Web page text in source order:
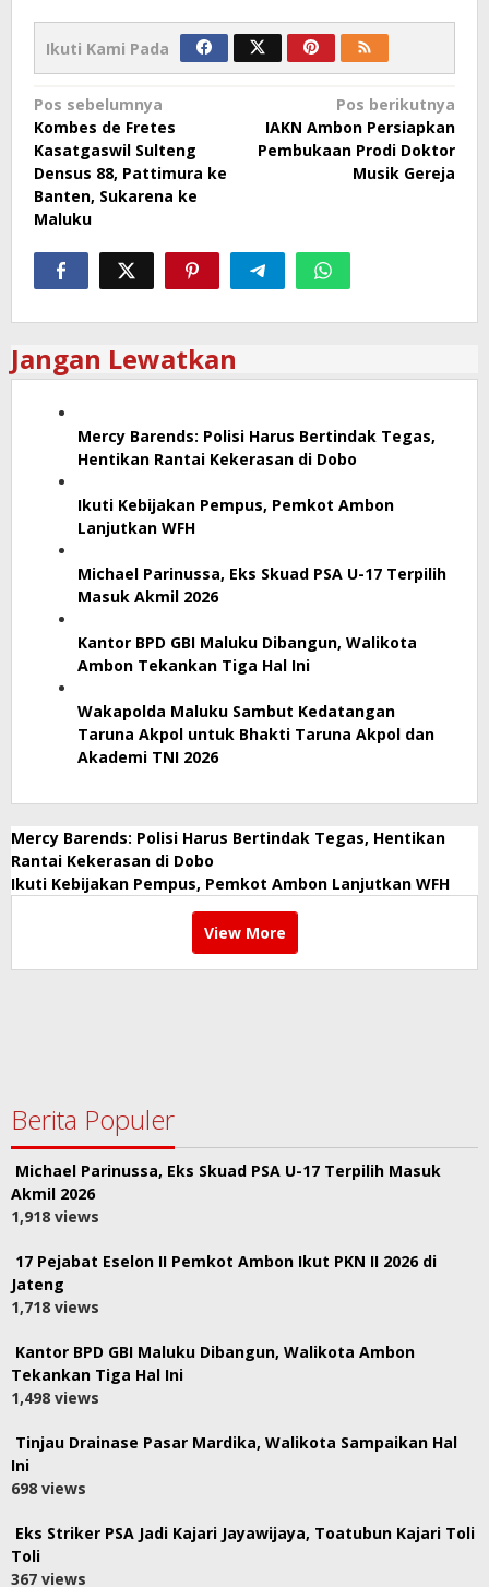
Ikuti Kami Pada
Navigasi
pos
Pos sebelumnya
Kombes de Fretes
Kasatgaswil Sulteng
Densus 88, Pattimura ke
Banten, Sukarena ke
Maluku
Pos berikutnya
IAKN Ambon Persiapkan
Pembukaan Prodi Doktor
Musik Gereja
Jangan Lewatkan
Mercy Barends: Polisi Harus Bertindak Tegas,
Hentikan Rantai Kekerasan di Dobo
Ikuti Kebijakan Pempus, Pemkot Ambon
Lanjutkan WFH
Michael Parinussa, Eks Skuad PSA U-17 Terpilih
Masuk Akmil 2026
Kantor BPD GBI Maluku Dibangun, Walikota
Ambon Tekankan Tiga Hal Ini
Wakapolda Maluku Sambut Kedatangan
Taruna Akpol untuk Bhakti Taruna Akpol dan
Akademi TNI 2026
Mercy Barends: Polisi Harus Bertindak Tegas, Hentikan
Rantai Kekerasan di Dobo
Ikuti Kebijakan Pempus, Pemkot Ambon Lanjutkan WFH
View More
Berita Populer
Michael Parinussa, Eks Skuad PSA U-17 Terpilih Masuk
Akmil 2026
1,918 views
17 Pejabat Eselon II Pemkot Ambon Ikut PKN II 2026 di
Jateng
1,718 views
Kantor BPD GBI Maluku Dibangun, Walikota Ambon
Tekankan Tiga Hal Ini
1,498 views
Tinjau Drainase Pasar Mardika, Walikota Sampaikan Hal
Ini
698 views
Eks Striker PSA Jadi Kajari Jayawijaya, Toatubun Kajari Toli
Toli
367 views